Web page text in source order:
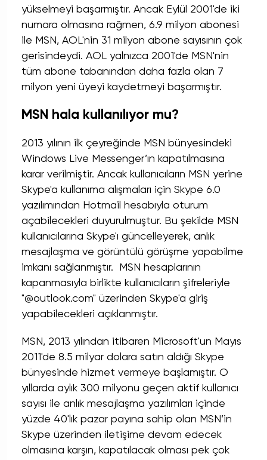
yükselmeyi başarmıştır. Ancak Eylül 2001'de iki
numara olmasına rağmen, 6.9 milyon abonesi
ile MSN, AOL'nin 31 milyon abone sayısının çok
gerisindeydi. AOL yalnızca 2001'de MSN'nin
tüm abone tabanından daha fazla olan 7
milyon yeni üyeyi kaydetmeyi başarmıştır.
MSN hala kullanılıyor mu?
2013 yılının ilk çeyreğinde MSN bünyesindeki
Windows Live Messenger’ın kapatılmasına
karar verilmiştir. Ancak kullanıcıların MSN yerine
Skype'a kullanıma alışmaları için Skype 6.0
yazılımından Hotmail hesabıyla oturum
açabilecekleri duyurulmuştur. Bu şekilde MSN
kullanıcılarına Skype'ı güncelleyerek, anlık
mesajlaşma ve görüntülü görüşme yapabilme
imkanı sağlanmıştır. MSN hesaplarının
kapanmasıyla birlikte kullanıcıların şifreleriyle
"@outlook.com" üzerinden Skype'a giriş
yapabilecekleri açıklanmıştır.
MSN, 2013 yılından itibaren Microsoft'un Mayıs
2011'de 8.5 milyar dolara satın aldığı Skype
bünyesinde hizmet vermeye başlamıştır. O
yıllarda aylık 300 milyonu geçen aktif kullanıcı
sayısı ile anlık mesajlaşma yazılımları içinde
yüzde 40'lık pazar payına sahip olan MSN’in
Skype üzerinden iletişime devam edecek
olmasına karşın, kapatılacak olması pek çok